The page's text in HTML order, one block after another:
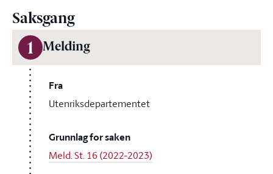
Saksgang
1 Melding
Fra
Utenriksdepartementet
Grunnlag for saken
Meld. St. 16 (2022-2023)